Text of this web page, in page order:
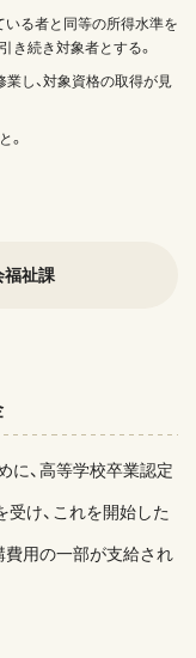
る者と同等の所得水準を
き続き対象者とする。
し、対象資格の取得が見
。
福祉課
に、高等学校卒業認定
受け、これを開始した
費用の一部が支給され